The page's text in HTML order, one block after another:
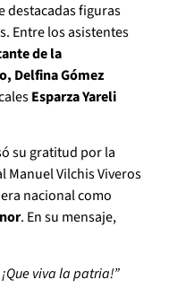
destacadas figuras
Entre los asistentes
de la
Delfina Gómez
Esparza Yareli
su gratitud por la
Vilchis Viveros
nacional como
. En su mensaje,
viva la patria!”